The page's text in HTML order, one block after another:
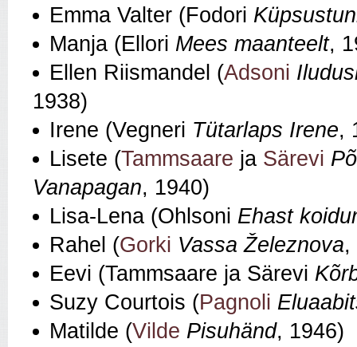
Emma Valter (Fodori
Manja (Ellori Mees maanteelt,
Ellen Riismandel (Adsoni
1938)
Irene (Vegneri Tütarlaps Irene,
Lisete (Tammsaare ja Särevi
Vanapagan, 1940)
Lisa‑Lena (Ohlsoni Ehast
Rahel (Gorki Vassa Železnova,
Eevi (Tammsaare ja Särevi
Suzy Courtois (Pagnoli
Matilde (Vilde Pisuhänd, 1946)